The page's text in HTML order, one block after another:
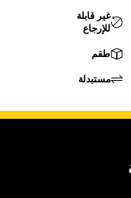
غير قابلة
للإرجاع
طقم
مستبدلة